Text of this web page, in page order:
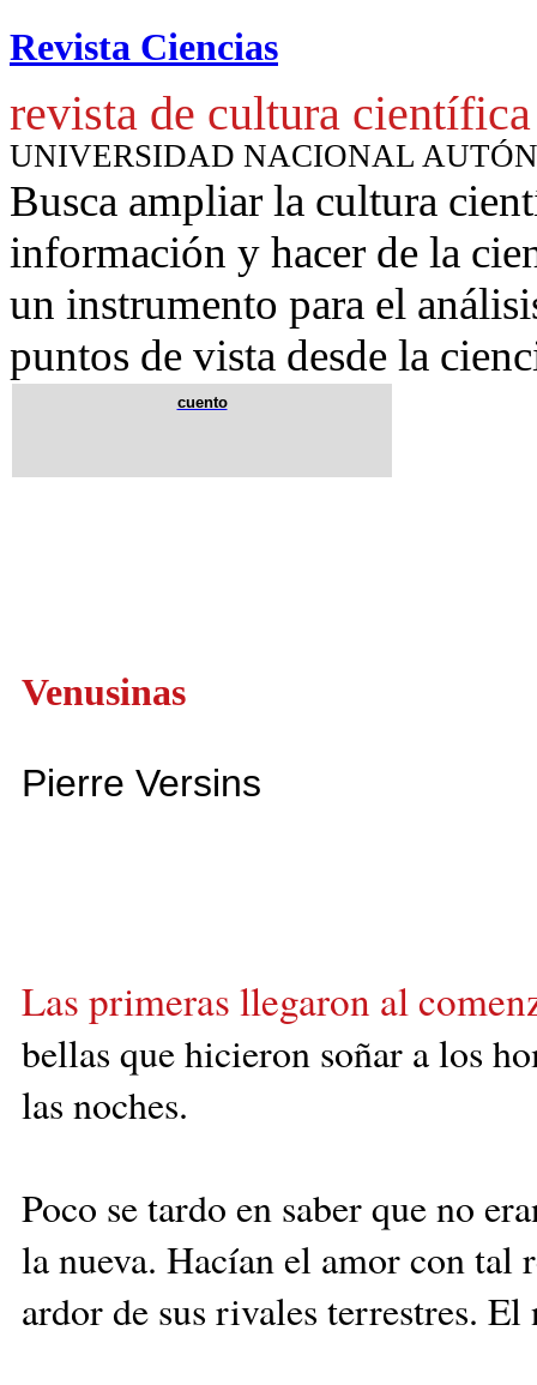
Revista Ciencias
revista de cultura científica
UNIVERSIDAD NACIONAL
Busca ampliar la cultura
información y hacer de la
un instrumento para el
puntos de vista desde la
cuento
Venusinas
Pierre Versins
Las primeras llegaron al
bellas quehicieron soñar a los
las noches.
Poco se tardo en saber que no
la nueva. Hacían el amor con tal
ardor de sus rivales terrestres.